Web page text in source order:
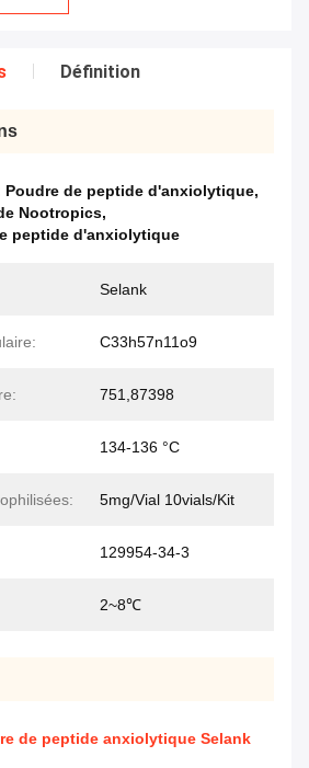
Définition
Poudre de peptide d'anxiolytique,
Nootropics,
peptide d'anxiolytique
Selank
C33h57n11o9
751,87398
134-136 °C
5mg/Vial 10vials/Kit
129954-34-3
2~8℃
de peptide anxiolytique Selank